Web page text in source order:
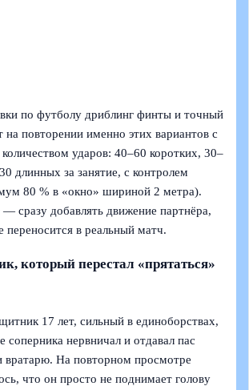
по футболу дриблинг финты и точный
на повторении именно этих вариантов с
ударов: 40–60 коротких, 30–
длинных за занятие, с контролем
80 % в «окно» шириной 2 метра).
сразу добавлять движение партнёра,
переносится в реальный матч.
который перестал «прятаться»
17 лет, сильный в единоборствах,
соперника нервничал и отдавал пас
вратарю. На повторном просмотре
что он просто не поднимает голову